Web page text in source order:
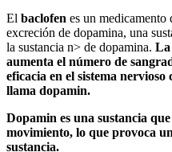
El baclofen es un medicamento
excreción de dopamina, una
la sustancia n> de dopamina. La
aumenta el número de
eficacia en el sistema
llama dopamin.
Dopamin es una sustancia
movimiento, lo que provoca
sustancia.